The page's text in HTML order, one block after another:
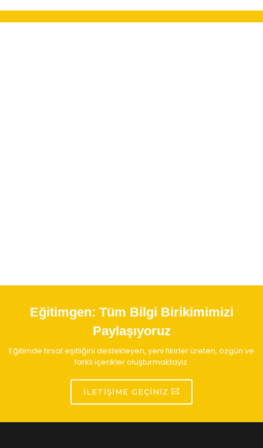
Eğitimgen: Tüm Bilgi Birikimimizi
Paylaşıyoruz
Eğitimde fırsat eşitliğini destekleyen, yeni fikirler üreten, özgün ve
farklı içerikler oluşturmaktayız.
İLETIŞIME GEÇINIZ